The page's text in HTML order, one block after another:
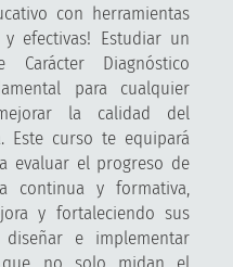
con herramientas
efectivas! Estudiar un
Diagnóstico
para cualquier
la calidad del
Este curso te equipará
evaluar el progreso de
continua y formativa,
y fortaleciendo sus
diseñar e implementar